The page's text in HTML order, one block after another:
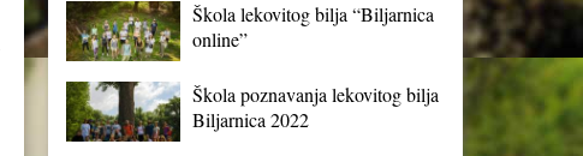
Škola lekovitog bilja “Biljarnica
online”
Škola poznavanja lekovitog bilja
Biljarnica 2022